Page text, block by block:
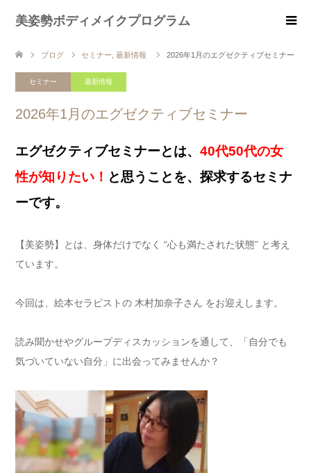
美姿勢ボディメイクプログラム
ブログ セミナー 最新情報 2026年1月のエグゼクティブセミナー
セミナー 最新情報
2026年1月のエグゼクティブセミナー
エグゼクティブセミナーとは、 40代50代の女
性が知りたい！ と思うことを、探求するセミナ
ーです。
【美姿勢】とは、身体だけでなく “心も満たされた状態” と考え
ています。
今回は、絵本セラピストの 木村加奈子さん をお迎えします。
読み聞かせやグループディスカッションを通して、「自分でも
気づいていない自分」に出会ってみませんか？